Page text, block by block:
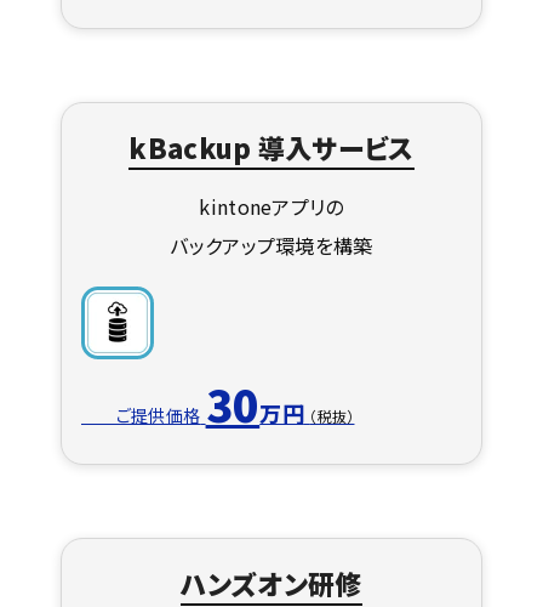
kBackup 導入サービス
kintoneアプリの
バックアップ環境を構築
ご提供価格 30万円 （税抜）
ハンズオン研修